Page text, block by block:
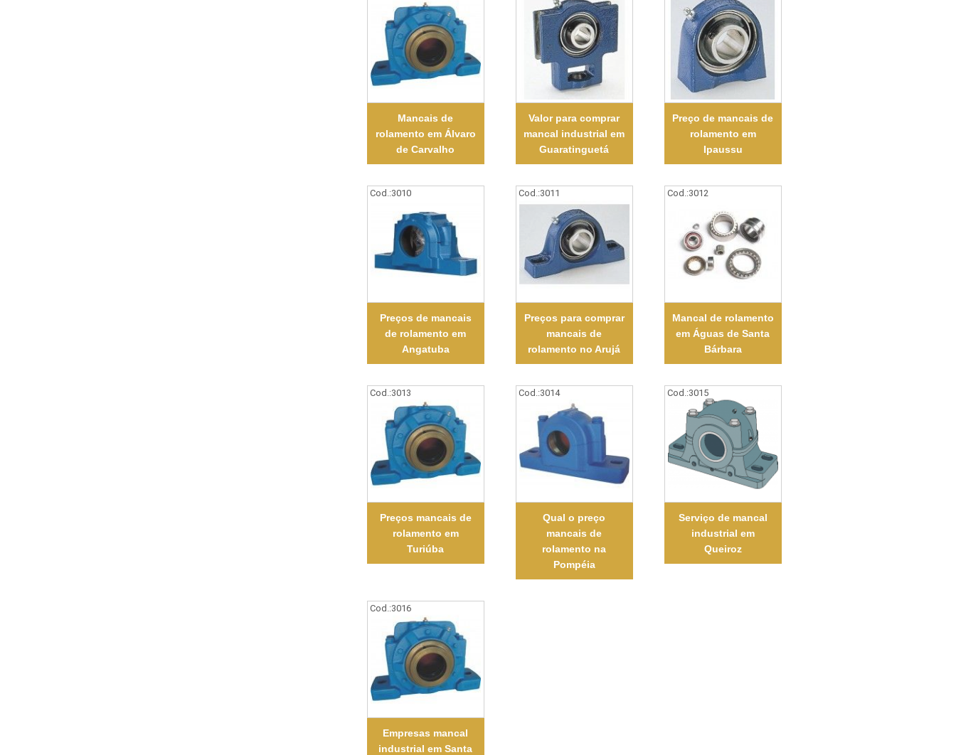
Mancais de
rolamento em Álvaro
de Carvalho
Valor para comprar
mancal industrial em
Guaratinguetá
Preço de mancais de
rolamento em
Ipaussu
Cod.:3010
Preços de mancais
de rolamento em
Angatuba
Cod.:3011
Preços para comprar
mancais de
rolamento no Arujá
Cod.:3012
Mancal de rolamento
em Águas de Santa
Bárbara
Cod.:3013
Preços mancais de
rolamento em
Turiúba
Cod.:3014
Qual o preço
mancais de
rolamento na
Pompéia
Cod.:3015
Serviço de mancal
industrial em
Queiroz
Cod.:3016
Empresas mancal
industrial em Santa